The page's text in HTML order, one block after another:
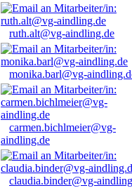
ruth.alt@vg-aindling.de
monika.barl@vg-
carmen.bichlmeier@vg-
aindling.de
claudia.binder@vg-